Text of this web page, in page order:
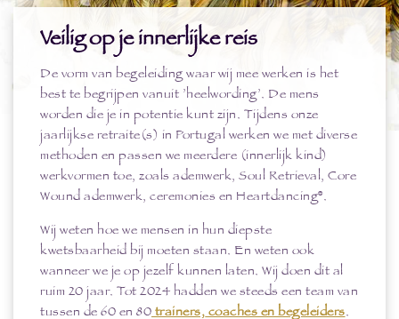
Veilig op je innerlijke reis
De vorm van begeleiding waar wij mee werken is het
best te begrijpen vanuit ’heelwording’. De mens
worden die je in potentie kunt zijn. Tijdens onze
jaarlijkse retraite(s) in Portugal werken we met diverse
methoden en passen we meerdere (innerlijk kind)
werkvormen toe, zoals ademwerk, Soul Retrieval, Core
Wound ademwerk, ceremonies en Heartdancing®.
Wij weten hoe we mensen in hun diepste
kwetsbaarheid bij moeten staan. En weten ook
wanneer we je op jezelf kunnen laten. Wij doen dit al
ruim 20 jaar. Tot 2024 hadden we steeds een team van
tussen de 60 en 80trainers, coaches en begeleiders.